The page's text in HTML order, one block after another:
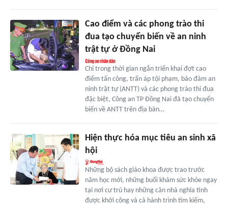
Cao điểm và các phong trào thi
đua tạo chuyển biến về an ninh
trật tự ở Đồng Nai
Chỉ trong thời gian ngắn triển khai đợt cao
điểm tấn công, trấn áp tội phạm, bảo đảm an
ninh trật tự (ANTT) và các phong trào thi đua
đặc biệt, Công an TP Đồng Nai đã tạo chuyển
biến về ANTT trên địa bàn…
Hiện thực hóa mục tiêu an sinh xã
hội
Những bộ sách giáo khoa được trao trước
năm học mới, những buổi khám sức khỏe ngay
tại nơi cư trú hay những căn nhà nghĩa tình
được khởi công và cả hành trình tìm kiếm,